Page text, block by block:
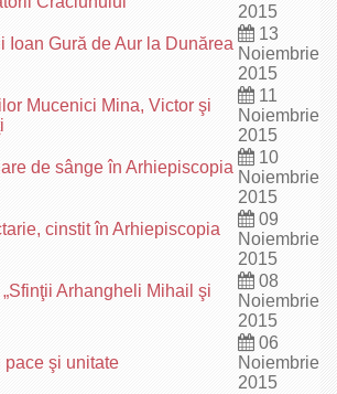
2015
Ioan Gură de Aur la Dunărea
13
Noiembrie
2015
Mucenici Mina, Victor şi
11
Noiembrie
2015
de sânge în Arhiepiscopia
10
Noiembrie
2015
cinstit în Arhiepiscopia
09
Noiembrie
2015
Arhangheli Mihail şi
08
Noiembrie
2015
pace şi unitate
06
Noiembrie
2015